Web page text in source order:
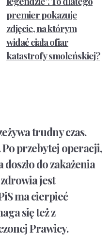
premier pokazuje
zdjęcie, na którym
widać ciała ofiar
katastrofy smoleńskiej?
trudny czas.
przebytej operacji,
do zakażenia
jest
ma cierpieć
się też z
Prawicy.